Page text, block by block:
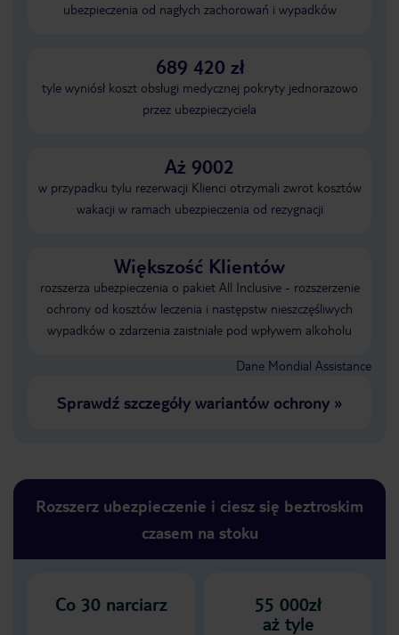
ubezpieczenia od nagłych zachorowań i wypadków
689 420 zł
tyle wyniósł koszt obsługi medycznej pokryty jednorazowo
przez ubezpieczyciela
Aż 9002
w przypadku tylu rezerwacji Klienci otrzymali zwrot kosztów
wakacji w ramach ubezpieczenia od rezygnacji
Większość Klientów
rozszerza ubezpieczenia o pakiet All Inclusive - rozszerzenie
ochrony od kosztów leczenia i następstw nieszczęśliwych
wypadków o zdarzenia zaistniałe pod wpływem alkoholu
Dane Mondial Assistance
Sprawdź szczegóły wariantów ochrony»
Rozszerz ubezpieczenie i ciesz się beztroskim
czasem na stoku
Co 30 narciarz
55 000zł
aż tyle